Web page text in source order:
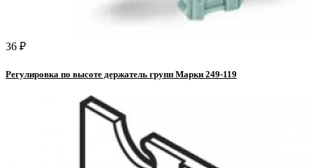
36 ₽
Регулировка по высоте держатель групп Марки 249-119